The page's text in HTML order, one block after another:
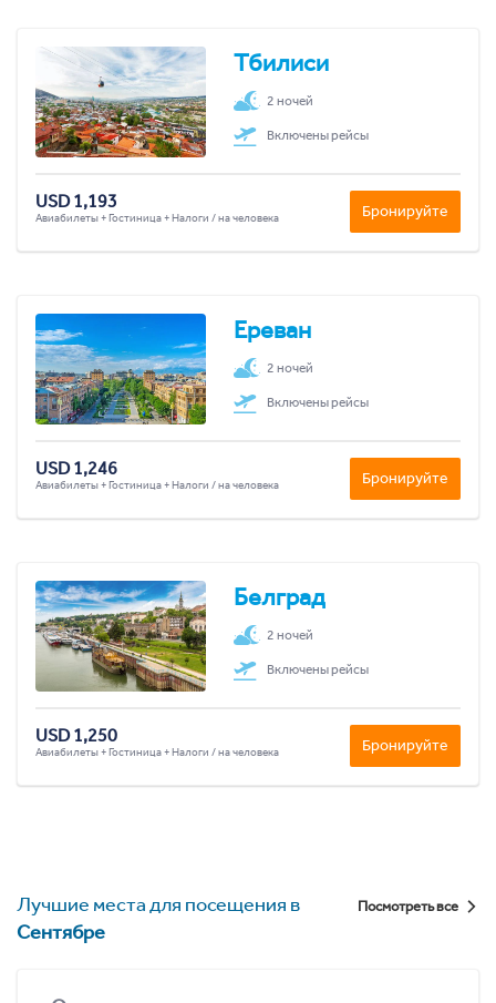
Тбилиси
2 ночей
Включены рейсы
USD 1,193
Авиабилеты + Гостиница + Налоги / на человека Бронируйте
Ереван
2 ночей
Включены рейсы
USD 1,246
Авиабилеты + Гостиница + Налоги / на человека Бронируйте
Белград
2 ночей
Включены рейсы
USD 1,250
Авиабилеты + Гостиница + Налоги / на человека Бронируйте
Лучшие места для посещения в
Сентябре
Посмотреть все